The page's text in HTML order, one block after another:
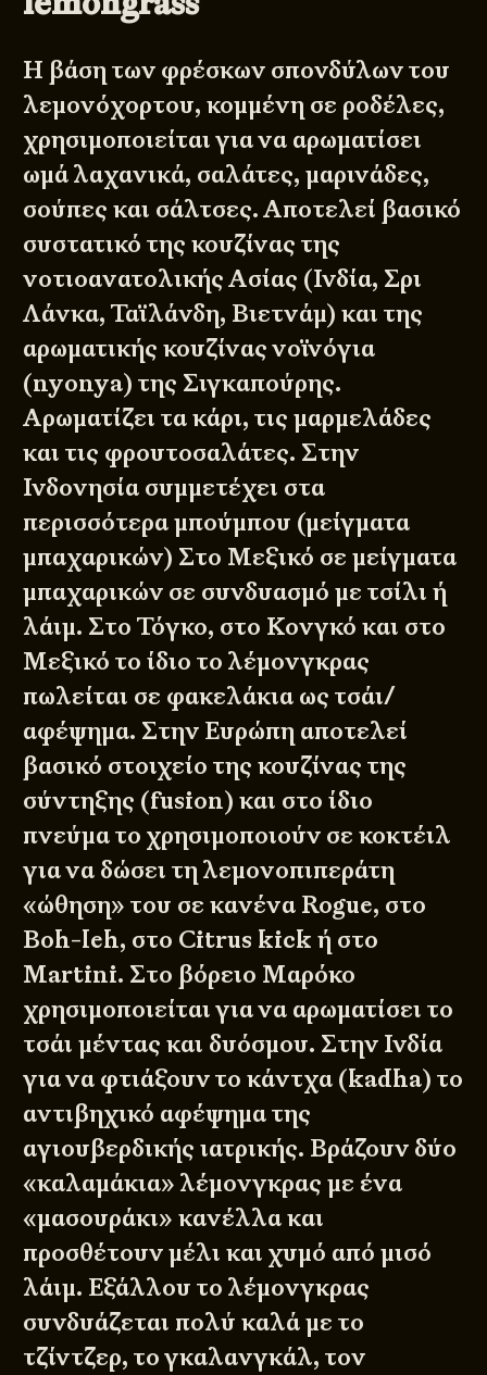
Η βάση των φρέσκων σπονδύλων του
λεμονόχορτου, κομμένη σε ροδέλες,
χρησιμοποιείται για να αρωματίσει
ωμά λαχανικά, σαλάτες, μαρινάδες,
σούπες και σάλτσες. Αποτελεί βασικό
συστατικό της κουζίνας της
νοτιοανατολικής Ασίας (Ινδία, Σρι
Λάνκα, Ταϊλάνδη, Βιετνάμ) και της
αρωματικής κουζίνας νοϊνόγια
(nyonya) της Σιγκαπούρης.
Αρωματίζει τα κάρι, τις μαρμελάδες
και τις φρουτοσαλάτες. Στην
Ινδονησία συμμετέχει στα
περισσότερα μπούμπου (μείγματα
μπαχαρικών) Στο Μεξικό σε μείγματα
μπαχαρικών σε συνδυασμό με τσίλι ή
λάιμ. Στο Τόγκο, στο Κονγκό και στο
Μεξικό το ίδιο το λέμονγκρας
πωλείται σε φακελάκια ως τσάι/
αφέψημα. Στην Ευρώπη αποτελεί
βασικό στοιχείο της κουζίνας της
σύντηξης (fusion) και στο ίδιο
πνεύμα το χρησιμοποιούν σε κοκτέιλ
για να δώσει τη λεμονοπιπεράτη
«ώθηση» του σε κανένα Rogue, στο
Boh-leh, στο Citrus kick ή στο
Martini. Στο βόρειο Μαρόκο
χρησιμοποιείται για να αρωματίσει το
τσάι μέντας και δυόσμου. Στην Ινδία
για να φτιάξουν το κάντχα (kadha) το
αντιβηχικό αφέψημα της
αγιουβερδικής ιατρικής. Βράζουν δύο
«καλαμάκια» λέμονγκρας με ένα
«μασουράκι» κανέλλα και
προσθέτουν μέλι και χυμό από μισό
λάιμ. Εξάλλου το λέμονγκρας
συνδυάζεται πολύ καλά με το
τζίντζερ, το γκαλανγκάλ, τον